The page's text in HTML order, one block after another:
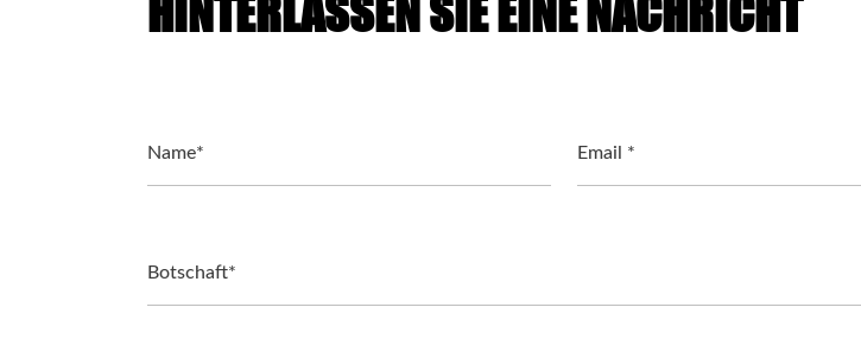
HINTERLASSEN SIE EINE NACHRICHT
Name* Email *
Botschaft*